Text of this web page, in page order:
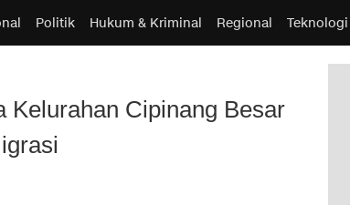
Politik Hukum & Kriminal Regional Teknologi
Kelurahan Cipinang Besar